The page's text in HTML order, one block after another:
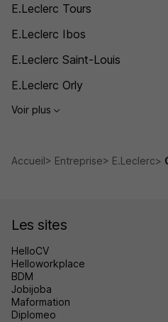
E.Leclerc Tours
E.Leclerc Ibos
E.Leclerc Saint-Louis
E.Leclerc Orly
Voir plus
Accueil Entreprise E.Leclerc
Les sites
HelloCV
Helloworkplace
BDM
Jobijoba
Maformation
Diplomeo